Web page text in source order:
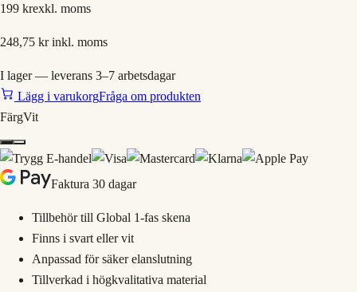
199 krexkl. moms
248,75 krinkl. moms
I lager — leverans 3–7 arbetsdagar
Lägg i varukorgFråga om produkten
FärgVit
Faktura 30 dagar
Tillbehör till Global 1-fas skena
Finns i svart eller vit
Anpassad för säker elanslutning
Tillverkad i högkvalitativa material